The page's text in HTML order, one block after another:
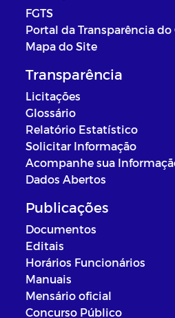
FGTS
Portal da Transparência do
Mapa do Site
Transparência
Licitações
Glossário
Relatório Estatístico
Solicitar Informação
Acompanhe sua
Dados Abertos
Publicações
Documentos
Editais
Horários Funcionários
Manuais
Mensário oficial
Concurso Público